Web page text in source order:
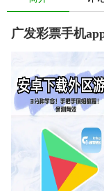
广发彩票手机